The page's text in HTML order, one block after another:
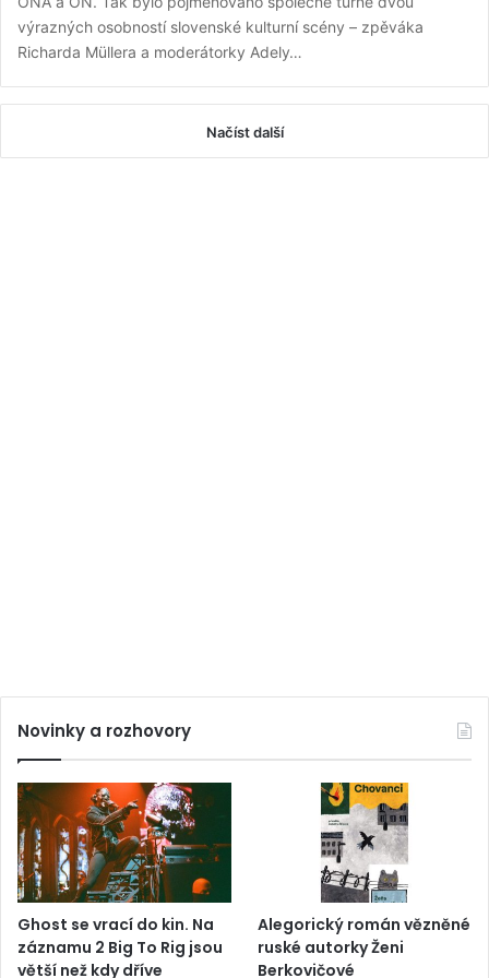
výrazných osobností slovenské kulturní scény – zpěváka
Richarda Müllera a moderátorky Adely…
Načíst další
Novinky a rozhovory
Ghost se vrací do kin. Na
záznamu 2 Big To Rig jsou
větší než kdy dříve
Alegorický román vězněné
ruské autorky Ženi
Berkovičové